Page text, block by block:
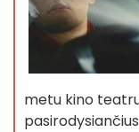
metu kino